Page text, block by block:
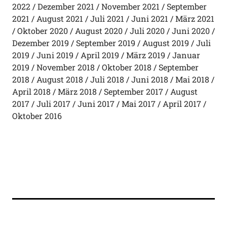
2022
Dezember 2021 November 2021
September
2021
August 2021 Juli 2021 Juni 2021
März 2021
Oktober 2020
August 2020 Juli 2020
Juni 2020
Dezember 2019
September 2019 August 2019
Juli
2019
Juni 2019 April 2019 März 2019
Januar
2019
November 2018 Oktober 2018
September
2018
August 2018 Juli 2018 Juni 2018
Mai 2018
April 2018
März 2018 September 2017
August
2017
Juli 2017 Juni 2017 Mai 2017
April 2017
Oktober 2016